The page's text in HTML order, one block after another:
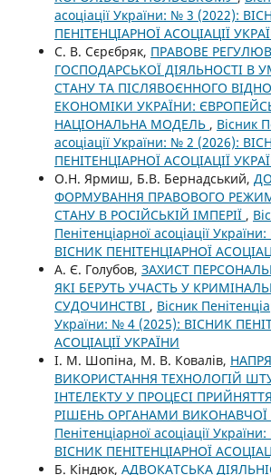
асоціації України: № 3 (2022):
ПЕНІТЕНЦІАРНОЇ АСОЦІАЦІЇ
С. В. Сєрєбряк, ПРАВОВЕ
ГОСПОДАРСЬКОЇ ДІЯЛЬНОСТІ В
СТАНУ ТА ПІСЛЯВОЄННОГО
ЕКОНОМІКИ УКРАЇНИ:
НАЦІОНАЛЬНА МОДЕЛЬ , Вісник
асоціації України: № 2 (2026):
ПЕНІТЕНЦІАРНОЇ АСОЦІАЦІЇ
О.Н. Ярмиш, Б.В. Бернадський,
ФОРМУВАННЯ ПРАВОВОГО
СТАНУ В РОСІЙСЬКІЙ ІМПЕРІЇ ,
Пенітенціарної асоціації
ВІСНИК ПЕНІТЕНЦІАРНОЇ
А. Є. Голубов, ЗАХИСТ
ЯКІ БЕРУТЬ УЧАСТЬ У
СУДОЧИНСТВІ , Вісник
України: № 4 (2025): ВІСНИК
АСОЦІАЦІЇ УКРАЇНИ
І. М. Шопіна, М. В. Ковалів,
ВИКОРИСТАННЯ ТЕХНОЛОГІЙ
ІНТЕЛЕКТУ У ПРОЦЕСІ
РІШЕНЬ ОРГАНАМИ
Пенітенціарної асоціації
ВІСНИК ПЕНІТЕНЦІАРНОЇ
Б. Кіндюк, АДВОКАТСЬКА